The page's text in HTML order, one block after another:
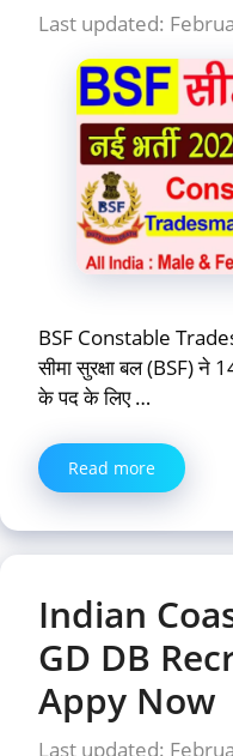
BSF Constable
सीमा सुरक्षा बल (BSF)
के पद के लिए …
Read more
Indian
GD DB
Appy Now